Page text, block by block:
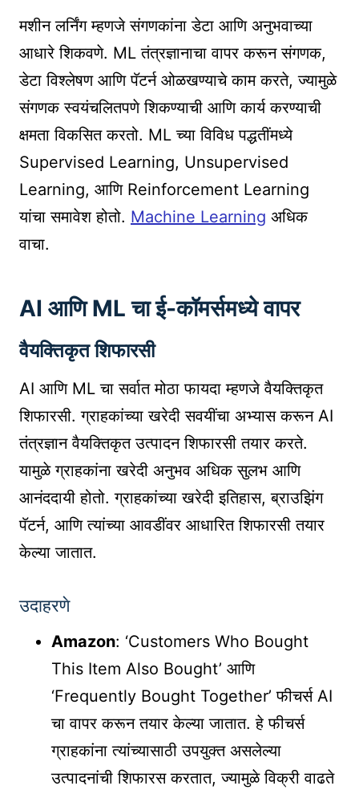
मशीन लर्निंग म्हणजे संगणकांना डेटा आणि अनुभवाच्या
आधारे शिकवणे. ML तंत्रज्ञानाचा वापर करून संगणक,
डेटा विश्लेषण आणि पॅटर्न ओळखण्याचे काम करते, ज्यामुळे
संगणक स्वयंचलितपणे शिकण्याची आणि कार्य करण्याची
क्षमता विकसित करतो. ML च्या विविध पद्धतींमध्ये
Supervised Learning, Unsupervised
Learning, आणि Reinforcement Learning
यांचा समावेश होतो. Machine Learning अधिक
वाचा.
AI आणि ML चा ई-कॉमर्समध्ये वापर
वैयक्तिकृत शिफारसी
AI आणि ML चा सर्वात मोठा फायदा म्हणजे वैयक्तिकृत
शिफारसी. ग्राहकांच्या खरेदी सवयींचा अभ्यास करून AI
तंत्रज्ञान वैयक्तिकृत उत्पादन शिफारसी तयार करते.
यामुळे ग्राहकांना खरेदी अनुभव अधिक सुलभ आणि
आनंददायी होतो. ग्राहकांच्या खरेदी इतिहास, ब्राउझिंग
पॅटर्न, आणि त्यांच्या आवडींवर आधारित शिफारसी तयार
केल्या जातात.
उदाहरणे
Amazon: ‘Customers Who Bought
This Item Also Bought’ आणि
‘Frequently Bought Together’ फीचर्स AI
चा वापर करून तयार केल्या जातात. हे फीचर्स
ग्राहकांना त्यांच्यासाठी उपयुक्त असलेल्या
उत्पादनांची शिफारस करतात, ज्यामुळे विक्री वाढते